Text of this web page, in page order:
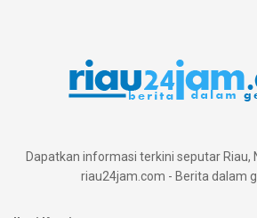
Dapatkan informasi terkini seputar Riau,
riau24jam.com - Berita dalam